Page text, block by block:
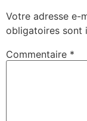
Votre adresse e-
obligatoires sont
Commentaire *